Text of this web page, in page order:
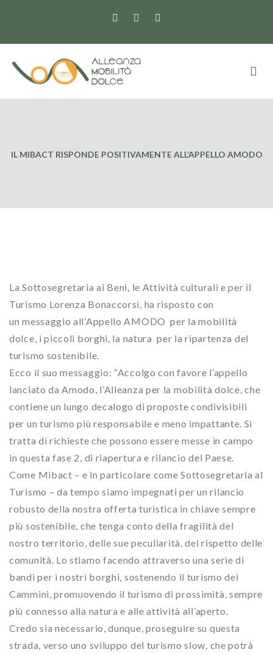
IL MIBACT RISPONDE POSITIVAMENTE ALL’APPELLO AMODO
La Sottosegretaria ai Beni, le Attività culturali e per il
Turismo Lorenza Bonaccorsi, ha risposto con
un messaggio all’Appello AMODO per la mobilità
dolce, i piccoli borghi, la natura per la ripartenza del
turismo sostenibile.
Ecco il suo messaggio: “Accolgo con favore l’appello
lanciato da Amodo, l’Alleanza per la mobilità dolce, che
contiene un lungo decalogo di proposte condivisibili
per un turismo più responsabile e meno impattante. Si
tratta di richieste che possono essere messe in campo
in questa fase 2, di riapertura e rilancio del Paese.
Come Mibact – e in particolare come Sottosegretaria al
Turismo – da tempo siamo impegnati per un rilancio
robusto della nostra offerta turistica in chiave sempre
più sostenibile, che tenga conto della fragilità del
nostro territorio, delle sue peculiarità, del rispetto delle
comunità. Lo stiamo facendo attraverso una serie di
bandi per i nostri borghi, sostenendo il turismo dei
Cammini, promuovendo il turismo di prossimità, sempre
più connesso alla natura e alle attività all’aperto.
Credo sia necessario, dunque, proseguire su questa
strada, verso uno sviluppo del turismo slow, che potrà